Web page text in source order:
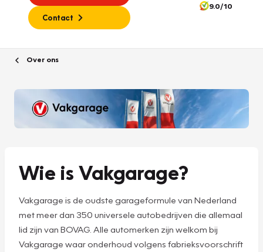
Contact
9.0/10
Over ons
Wie is Vakgarage?
Vakgarage is de oudste garageformule van Nederland
met meer dan 350 universele autobedrijven die allemaal
lid zijn van BOVAG. Alle automerken zijn welkom bij
Vakgarage waar onderhoud volgens fabrieksvoorschrift